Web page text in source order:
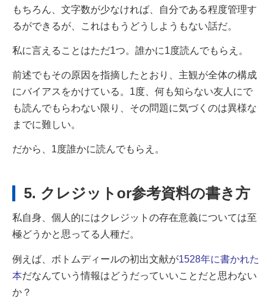
もちろん、文字数が少なければ、自分である程度管理す
るができるが、これはもうどうしようもない話だ。
私に言えることはただ1つ。 誰かに1度読んでもらえ。
前述でもその原因を指摘したとおり、主観が全体の構成
にバイアスをかけている。 1度、何も知らない友人にで
も読んでもらわない限り、その問題に気づくのは異様な
までに難しい。
だから、1度誰かに読んでもらえ。
5. クレジットor参考資料の書き方
私自身、個人的にはクレジットの存在意義については至
極どうかと思ってる人種だ。
例えば、ボトムディールの初出文献が1528年に書かれた
本だなんていう情報はどうだっていいことだと思わない
か？